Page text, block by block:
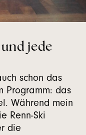
jede
schon das
Programm: das
Während mein
Renn-Ski
die